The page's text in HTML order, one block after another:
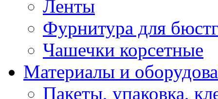
Ленты
Фурнитура для
Чашечки корсетные
Материалы и
Пакеты, упаковка,